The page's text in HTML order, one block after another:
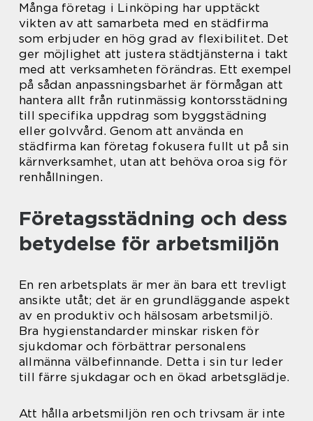
Många företag i Linköping har upptäckt
vikten av att samarbeta med en städfirma
som erbjuder en hög grad av flexibilitet. Det
ger möjlighet att justera städtjänsterna i takt
med att verksamheten förändras. Ett exempel
på sådan anpassningsbarhet är förmågan att
hantera allt från rutinmässig kontorsstädning
till specifika uppdrag som byggstädning
eller golvvård. Genom att använda en
städfirma kan företag fokusera fullt ut på sin
kärnverksamhet, utan att behöva oroa sig för
renhållningen.
Företagsstädning och dess
betydelse för arbetsmiljön
En ren arbetsplats är mer än bara ett trevligt
ansikte utåt; det är en grundläggande aspekt
av en produktiv och hälsosam arbetsmiljö.
Bra hygienstandarder minskar risken för
sjukdomar och förbättrar personalens
allmänna välbefinnande. Detta i sin tur leder
till färre sjukdagar och en ökad arbetsglädje.
Att hålla arbetsmiljön ren och trivsam är inte